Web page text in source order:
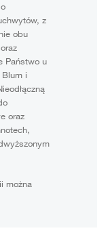
z
obu
Państwo u
i
oraz
można